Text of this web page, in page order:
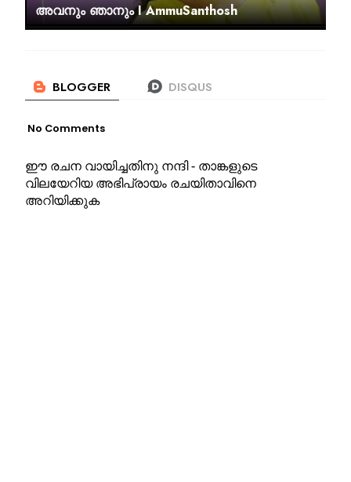
അവനും ഞാനും I AmmuSanthosh
No Comments
ഈ രചന വായിച്ചതിനു നന്ദി - താങ്കളുടെ
വിലയേറിയ അഭിപ്രായം രചയിതാവിനെ
അറിയിക്കുക